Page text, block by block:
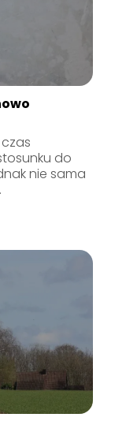
do
nie sama